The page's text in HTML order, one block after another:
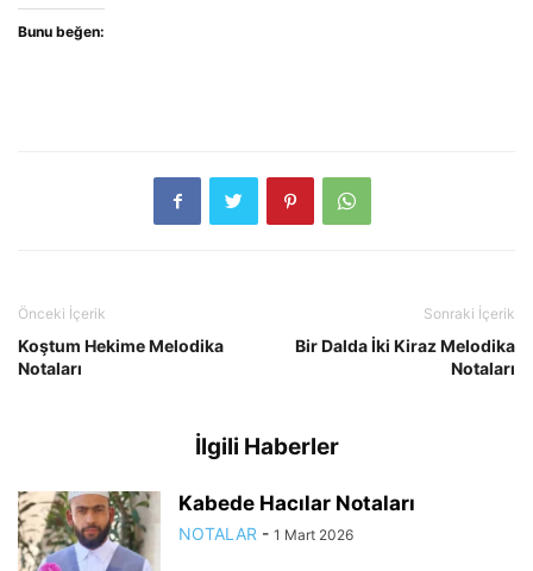
Bunu beğen:
Önceki İçerik
Koştum Hekime Melodika
Notaları
Sonraki İçerik
Bir Dalda İki Kiraz Melodika
Notaları
İlgili Haberler
Kabede Hacılar Notaları
NOTALAR - 1 Mart 2026